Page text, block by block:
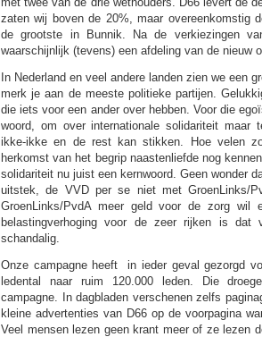
zaten wij boven de 20%, maar overeenkomstig
de grootste in Bunnik. Na de verkiezingen
waarschijnlijk (tevens) een afdeling van de nieuw
In Nederland en veel andere landen zien we een
merk je aan de meeste politieke partijen.
die iets voor een ander over hebben. Voor die
woord, om over internationale solidariteit maar
ikke-ikke en de rest kan stikken. Hoe velen
herkomst van het begrip naastenliefde nog
solidariteit nu juist een kernwoord. Geen wonder
uitstek, de VVD per se niet met GroenLinks/
GroenLinks/PvdA meer geld voor de zorg wil
belastingverhoging voor de zeer rijken is dat
schandalig.
Onze campagne heeft in ieder geval gezorgd
ledental naar ruim 120.000 leden. Die
campagne. In dagbladen verschenen zelfs
kleine advertenties van D66 op de voorpagina
Veel mensen lezen geen krant meer of ze lezen